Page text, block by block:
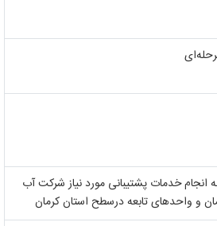
انجام خدمات پشتیبانی مورد نیاز شرکت آب
و واحدهای تابعه درسطح استان کرمان